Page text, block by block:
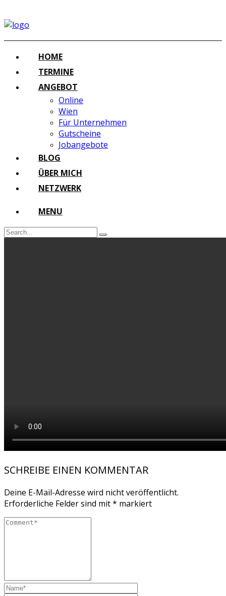
HOME
TERMINE
ANGEBOT
Online
Wien
Für Unternehmen
Gutscheine
Jobangebote
BLOG
ÜBER MICH
NETZWERK
MENU
SCHREIBE EINEN KOMMENTAR
Deine E-Mail-Adresse wird nicht veröffentlicht.
Erforderliche Felder sind mit* markiert